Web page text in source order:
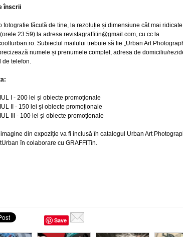
înscrii
fotografie făcută de tine, la rezoluție și dimensiune cât mai
(orele 23:59) la adresa revistagraffitin@gmail.com, cu cc la
Subiectul mailului trebuie să fie „Urban Art
numele și prenumele complet, adresa de domiciliu/
de telefon.
I - 200 lei și obiecte promoționale
II - 150 lei și obiecte promoționale
III - 100 lei și obiecte promoționale
din expoziție va fi inclusă în catalogul Urban Art
în colaborare cu GRAFFITin.
Save